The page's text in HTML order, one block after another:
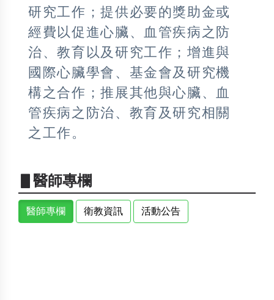
研究工作；提供必要的獎助金或
經費以促進心臟、血管疾病之防
治、教育以及研究工作；增進與
國際心臟學會、基金會及研究機
構之合作；推展其他與心臟、血
管疾病之防治、教育及研究相關
之工作。
▋醫師專欄
醫師專欄 衛教資訊 活動公告